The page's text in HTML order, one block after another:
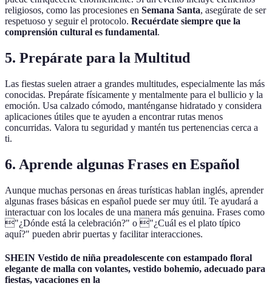
religiosos, como las procesiones en Semana Santa, asegúrate de ser
respetuoso y seguir el protocolo. Recuérdate siempre que la
comprensión cultural es fundamental.
5. Prepárate para la Multitud
Las fiestas suelen atraer a grandes multitudes, especialmente las más
conocidas. Prepárate físicamente y mentalmente para el bullicio y la
emoción. Usa calzado cómodo, manténganse hidratado y considera
aplicaciones útiles que te ayuden a encontrar rutas menos
concurridas. Valora tu seguridad y mantén tus pertenencias cerca a
ti.
6. Aprende algunas Frases en Español
Aunque muchas personas en áreas turísticas hablan inglés, aprender
algunas frases básicas en español puede ser muy útil. Te ayudará a
interactuar con los locales de una manera más genuina. Frases como
"¿Dónde está la celebración?" o "¿Cuál es el plato típico
aquí?" pueden abrir puertas y facilitar interacciones.
SHEIN Vestido de niña preadolescente con estampado floral
elegante de malla con volantes, vestido bohemio, adecuado para
fiestas, vacaciones en la